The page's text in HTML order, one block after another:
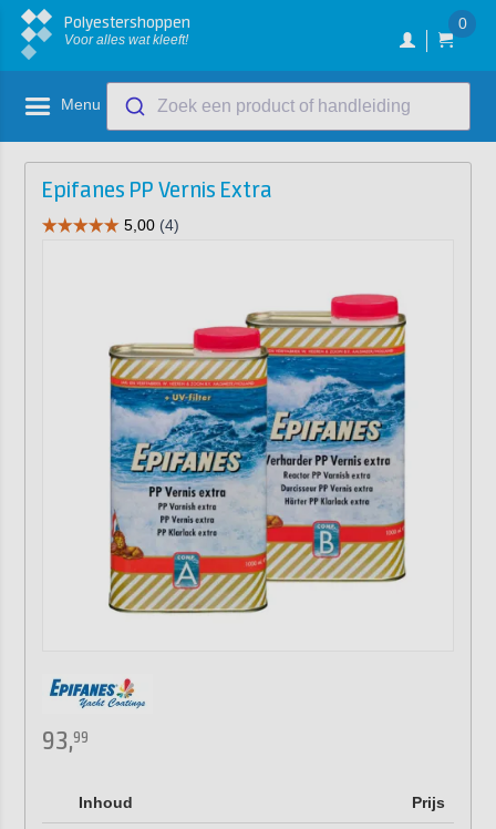
Polyestershoppen
Voor alles wat kleeft!
0
Menu Zoek een product of handleiding
Epifanes PP Vernis Extra
93,99
Inhoud Prijs